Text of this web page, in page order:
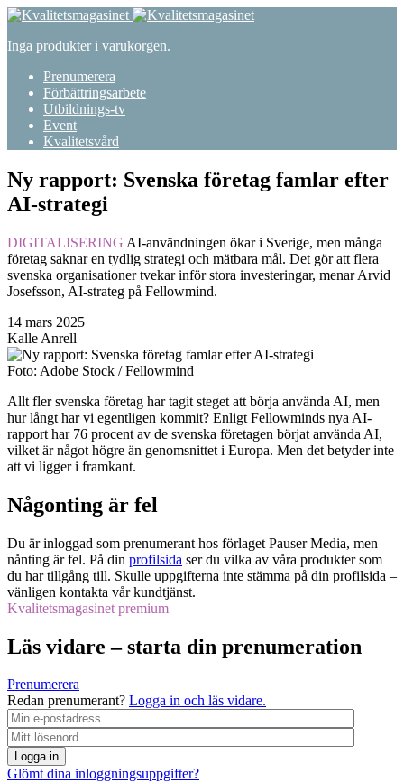
Inga produkter i varukorgen.
Prenumerera
Förbättringsarbete
Utbildnings-tv
Event
Kvalitetsvård
Ny rapport: Svenska företag famlar efter
AI-strategi
DIGITALISERING AI-användningen ökar i Sverige, men många
företag saknar en tydlig strategi och mätbara mål. Det gör att flera
svenska organisationer tvekar inför stora investeringar, menar Arvid
Josefsson, AI-strateg på Fellowmind.
14 mars 2025
Kalle Anrell
Foto: Adobe Stock / Fellowmind
Allt fler svenska företag har tagit steget att börja använda AI, men
hur långt har vi egentligen kommit? Enligt Fellowminds nya AI-
rapport har 76 procent av de svenska företagen börjat använda AI,
vilket är något högre än genomsnittet i Europa. Men det betyder inte
att vi ligger i framkant.
Någonting är fel
Du är inloggad som prenumerant hos förlaget Pauser Media, men
nånting är fel. På din profilsida ser du vilka av våra produkter som
du har tillgång till. Skulle uppgifterna inte stämma på din profilsida –
vänligen kontakta vår kundtjänst.
Kvalitetsmagasinet premium
Läs vidare – starta din prenumeration
Prenumerera
Redan prenumerant? Logga in och läs vidare.
Logga in
Glömt dina inloggningsuppgifter?